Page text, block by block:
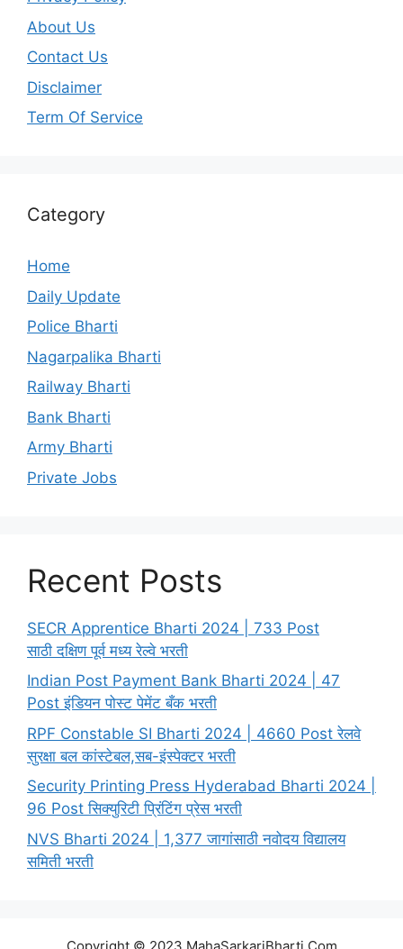
About Us
Contact Us
Disclaimer
Term Of Service
Category
Home
Daily Update
Police Bharti
Nagarpalika Bharti
Railway Bharti
Bank Bharti
Army Bharti
Private Jobs
Recent Posts
SECR Apprentice Bharti 2024 | 733 Post
साठी दक्षिण पूर्व मध्य रेल्वे भरती
Indian Post Payment Bank Bharti 2024 | 47
Post इंडियन पोस्ट पेमेंट बँक भरती
RPF Constable SI Bharti 2024 | 4660 Post रेलवे
सुरक्षा बल कांस्टेबल,सब-इंस्पेक्टर भरती
Security Printing Press Hyderabad Bharti 2024 |
96 Post सिक्युरिटी प्रिंटिंग प्रेस भरती
NVS Bharti 2024 | 1,377 जागांसाठी नवोदय विद्यालय
समिती भरती